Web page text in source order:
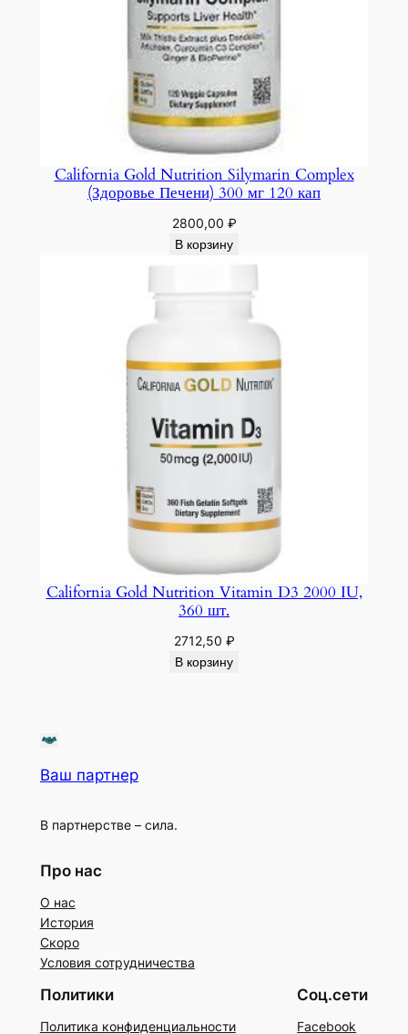
California Gold Nutrition Silymarin Complex
(Здоровье Печени) 300 мг 120 кап
2800,00 ₽
В корзину
California Gold Nutrition Vitamin D3 2000 IU,
360 шт.
2712,50 ₽
В корзину
Ваш партнер
В партнерстве – сила.
Про нас
О нас
История
Скоро
Условия сотрудничества
Политики
Политика конфиденциальности
Соц.сети
Facebook